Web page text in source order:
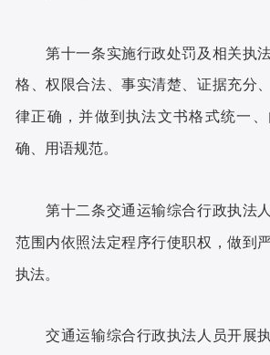
第十一条实施行政处罚及相关执法
格、权限合法、事实清楚、证据充分
律正确，并做到执法文书格式统一
确、用语规范。
第十二条交通运输综合行政执法人
范围内依照法定程序行使职权，做到
执法。
交通运输综合行政执法人员开展执